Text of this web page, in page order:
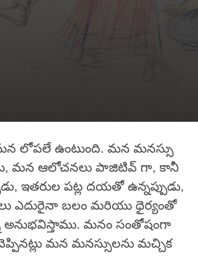
లోపలే ఉంటుంది. మన మనస్సు
మన ఆలోచనలు పాజిటివ్ గా, కానీ
ఇతరుల పట్ల దయతో ఉన్నప్పుడు,
ఎదురైనా బలం మరియు ధైర్యంతో
అనుభవిస్తాము. మనం సంతోషంగా
మన మనస్సులను మచ్చిక